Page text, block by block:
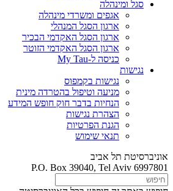
סגל ומינהלה
אגפים ומשרדי מינהלה
ארגון הסגל המנהלי
ארגון הסגל האקדמי הבכיר
ארגון הסגל האקדמי הזוטר
כניסה ל-My Tau
נגישות
נגישות בקמפוס
מניעה וטיפול בהטרדה מינית
הנחיות בדבר חוק חופש המידע
הצהרת נגישות
הגנת הפרטיות
תנאי שימוש
אוניברסיטת תל אביב
P.O. Box 39040, Tel Aviv 6997801